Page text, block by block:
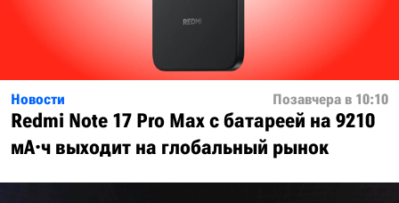
Новости Позавчера в 10:10
Redmi Note 17 Pro Max с батареей на 9210
мА·ч выходит на глобальный рынок